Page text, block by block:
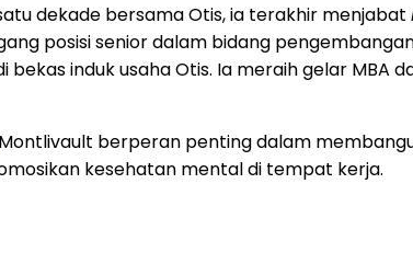
dekade bersama Otis, ia terakhir menjabat
posisi senior dalam bidang
bekas induk usaha Otis. Ia meraih gelar MBA
Montlivault berperan penting dalam
kesehatan mental di tempat kerja.